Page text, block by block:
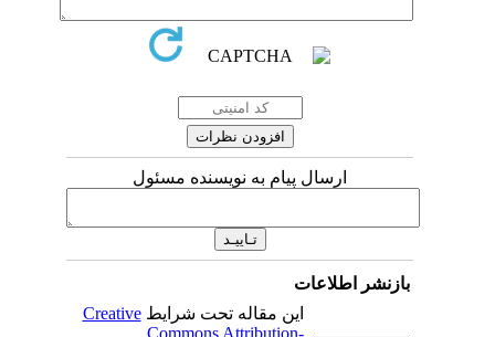
ارسال پیام به نویسنده مسئول
بازنشر اطلاعات
این مقاله تحت شرایطCreative
Commons Attribution-